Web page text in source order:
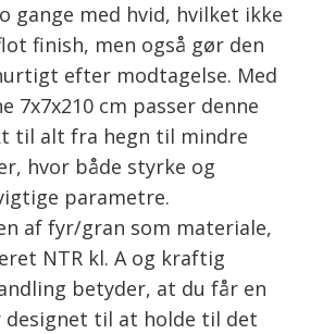
gange med hvid, hvilket ikke
finish, men også gør den
efter modtagelse. Med
7x7x210 cm passer denne
til alt fra hegn til mindre
hvor både styrke og
parametre.
af fyr/gran som materiale,
NTR kl. A og kraftig
betyder, at du får en
designet til at holde til det